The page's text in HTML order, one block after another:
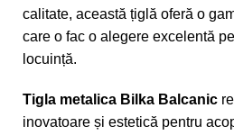
calitate, această țiglă oferă o
care o fac o alegere excelentă
locuință.
Tigla metalica Bilka Balcanic
inovatoare și estetică pentru